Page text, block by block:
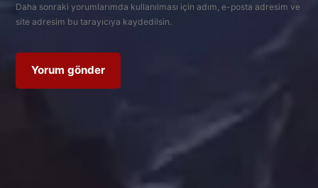
Daha sonraki yorumlarımda kullanılması için adım, e-posta adresim ve
site adresim bu tarayıcıya kaydedilsin.